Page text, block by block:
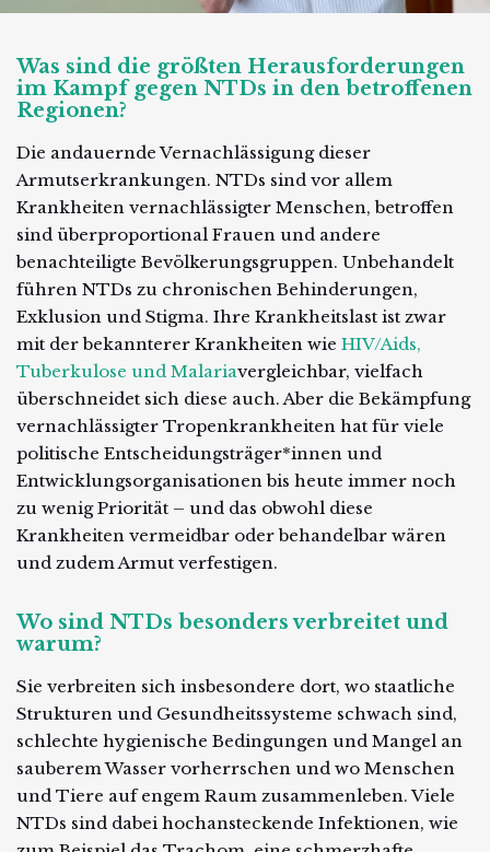
Was sind die größten Herausforderungen
im Kampf gegen NTDs in den betroffenen
Regionen?
Die andauernde Vernachlässigung dieser
Armutserkrankungen. NTDs sind vor allem
Krankheiten vernachlässigter Menschen, betroffen
sind überproportional Frauen und andere
benachteiligte Bevölkerungsgruppen. Unbehandelt
führen NTDs zu chronischen Behinderungen,
Exklusion und Stigma. Ihre Krankheitslast ist zwar
mit der bekannterer Krankheiten wie HIV/Aids,
Tuberkulose und Malariavergleichbar, vielfach
überschneidet sich diese auch. Aber die Bekämpfung
vernachlässigter Tropenkrankheiten hat für viele
politische Entscheidungsträger*innen und
Entwicklungsorganisationen bis heute immer noch
zu wenig Priorität – und das obwohl diese
Krankheiten vermeidbar oder behandelbar wären
und zudem Armut verfestigen.
Wo sind NTDs besonders verbreitet und
warum?
Sie verbreiten sich insbesondere dort, wo staatliche
Strukturen und Gesundheitssysteme schwach sind,
schlechte hygienische Bedingungen und Mangel an
sauberem Wasser vorherrschen und wo Menschen
und Tiere auf engem Raum zusammenleben. Viele
NTDs sind dabei hochansteckende Infektionen, wie